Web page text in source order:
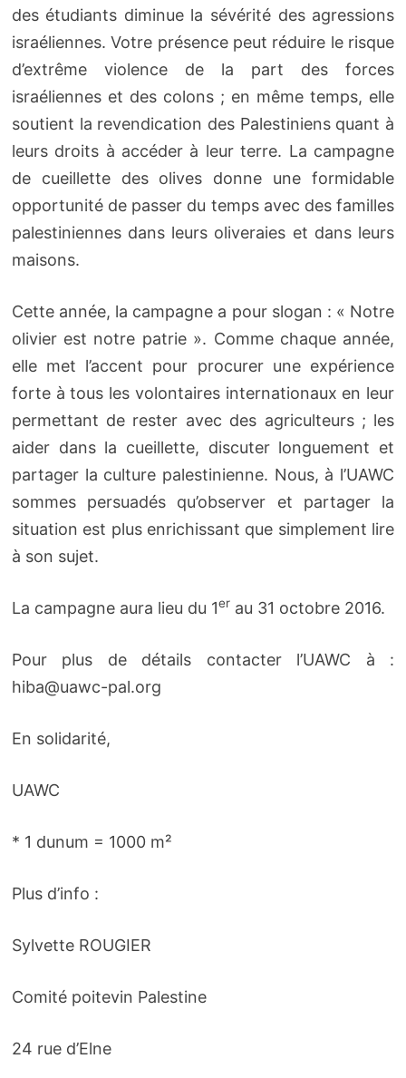
des étudiants diminue la sévérité des agressions
israéliennes. Votre présence peut réduire le risque
d’extrême violence de la part des forces
israéliennes et des colons ; en même temps, elle
soutient la revendication des Palestiniens quant à
leurs droits à accéder à leur terre. La campagne
de cueillette des olives donne une formidable
opportunité de passer du temps avec des familles
palestiniennes dans leurs oliveraies et dans leurs
maisons.
Cette année, la campagne a pour slogan : « Notre
olivier est notre patrie ». Comme chaque année,
elle met l’accent pour procurer une expérience
forte à tous les volontaires internationaux en leur
permettant de rester avec des agriculteurs ; les
aider dans la cueillette, discuter longuement et
partager la culture palestinienne. Nous, à l’UAWC
sommes persuadés qu’observer et partager la
situation est plus enrichissant que simplement lire
à son sujet.
La campagne aura lieu du 1erau 31 octobre 2016.
Pour plus de détails contacter l’UAWC à :
hiba@uawc-pal.org
En solidarité,
UAWC
* 1 dunum = 1000 m²
Plus d’info :
Sylvette ROUGIER
Comité poitevin Palestine
24 rue d’Elne